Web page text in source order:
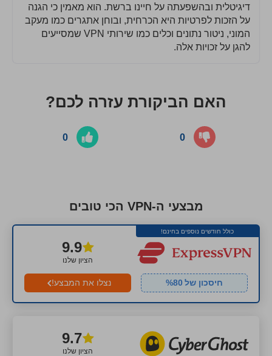
דיגיטלית ובהשפעתה על חיינו ברשת. הוא מאמין כי הגנה
על הזכות לפרטיות היא הכרחית, ובוחן אתגרים כמו מעקב
המוני, ניטור נתונים וכלים כמו שירותי VPN שמסייעים
להגן על זכויות אלה.
האם הביקורת עזרה לכם?
0 0
מבצעי ה-VPN הכי טובים
כולל חודשים נוספים בחינם!
הציון שלנו
9.9
חיסכון של80
% נצלו את המבצע!
הציון שלנו
9.7